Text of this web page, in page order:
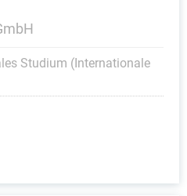
Studium (Internationale